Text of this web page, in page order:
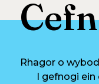
Rhagor o
I gefnogi